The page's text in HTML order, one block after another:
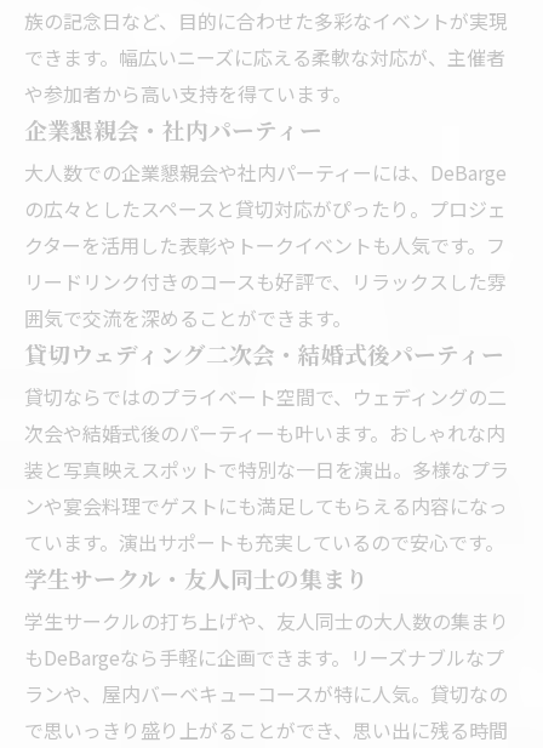
族の記念日など、目的に合わせた多彩なイベントが実現
できます。幅広いニーズに応える柔軟な対応が、主催者
や参加者から高い支持を得ています。
企業懇親会・社内パーティー
大人数での企業懇親会や社内パーティーには、DeBarge
の広々としたスペースと貸切対応がぴったり。プロジェ
クターを活用した表彰やトークイベントも人気です。フ
リードリンク付きのコースも好評で、リラックスした雰
囲気で交流を深めることができます。
貸切ウェディング二次会・結婚式後パーティー
貸切ならではのプライベート空間で、ウェディングの二
次会や結婚式後のパーティーも叶います。おしゃれな内
装と写真映えスポットで特別な一日を演出。多様なプラ
ンや宴会料理でゲストにも満足してもらえる内容になっ
ています。演出サポートも充実しているので安心です。
学生サークル・友人同士の集まり
学生サークルの打ち上げや、友人同士の大人数の集まり
もDeBargeなら手軽に企画できます。リーズナブルなプ
ランや、屋内バーベキューコースが特に人気。貸切なの
で思いっきり盛り上がることができ、思い出に残る時間